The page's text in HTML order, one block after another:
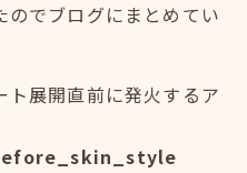
でブログにまとめてい
展開直前に発火するア